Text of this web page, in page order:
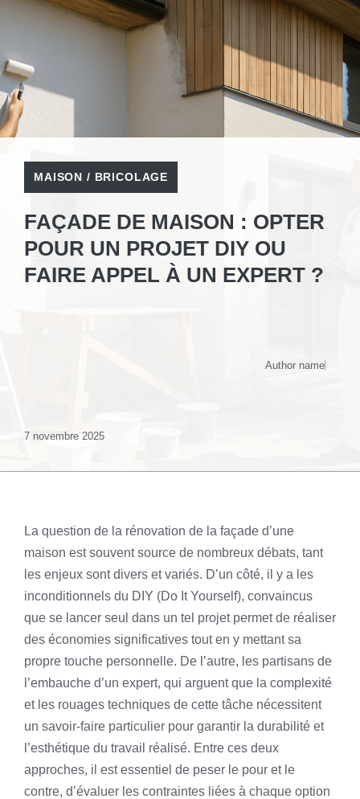
MAISON / BRICOLAGE
FAÇADE DE MAISON : OPTER
POUR UN PROJET DIY OU
FAIRE APPEL À UN EXPERT ?
Author name
7 novembre 2025
La question de la rénovation de la façade d’une
maison est souvent source de nombreux débats, tant
les enjeux sont divers et variés. D’un côté, il y a les
inconditionnels du DIY (Do It Yourself), convaincus
que se lancer seul dans un tel projet permet de réaliser
des économies significatives tout en y mettant sa
propre touche personnelle. De l’autre, les partisans de
l’embauche d’un expert, qui arguent que la complexité
et les rouages techniques de cette tâche nécessitent
un savoir-faire particulier pour garantir la durabilité et
l’esthétique du travail réalisé. Entre ces deux
approches, il est essentiel de peser le pour et le
contre, d’évaluer les contraintes liées à chaque option